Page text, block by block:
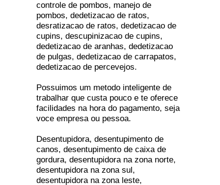
controle de pombos, manejo de
pombos, dedetizacao de ratos,
desratizacao de ratos, dedetizacao de
cupins, descupinizacao de cupins,
dedetizacao de aranhas, dedetizacao
de pulgas, dedetizacao de carrapatos,
dedetizacao de percevejos.
Possuimos um metodo inteligente de
trabalhar que custa pouco e te oferece
facilidades na hora do pagamento, seja
voce empresa ou pessoa.
Desentupidora, desentupimento de
canos, desentupimento de caixa de
gordura, desentupidora na zona norte,
desentupidora na zona sul,
desentupidora na zona leste,